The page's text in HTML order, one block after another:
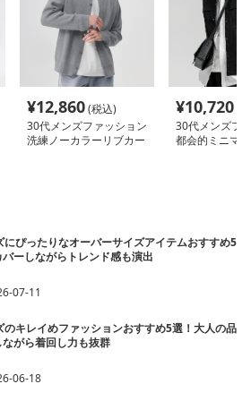
¥12,860(税込)
30代メンズファッション
洗練ノーカラーリブカー
¥10,720
30代メンズフ
都会的ミニマ
にぴったりなオーバーサイズアイテムおすすめ5
ーしながらトレンド感も演出
07-11
のキレイめファッションおすすめ5選！大人の品
がら着回し力も抜群
06-18